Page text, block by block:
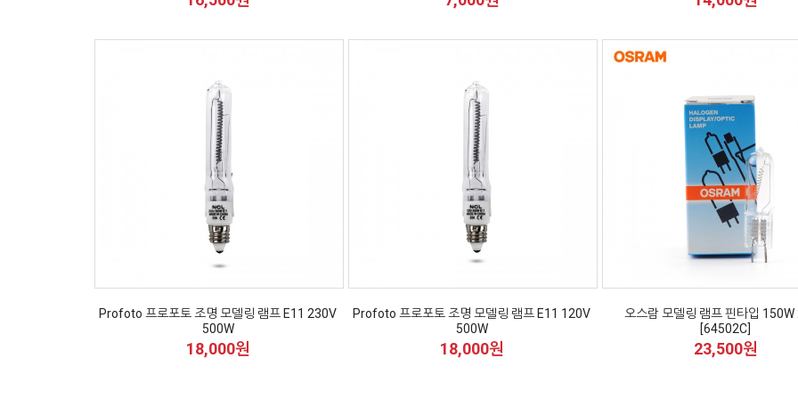
Profoto 프로포토 조명 모델링 램프 E11 230V
500W
18,000원
Profoto 프로포토 조명 모델링 램프 E11 120V
500W
18,000원
오스람 모델링 램프 핀타입
[64502C]
23,500원